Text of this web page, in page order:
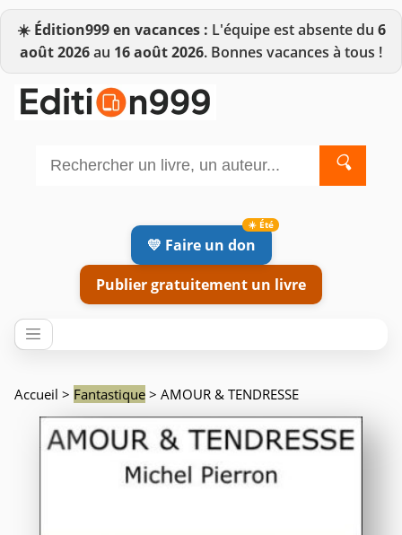
☀️ Édition999 en vacances : L'équipe est absente du 6
août 2026au 16 août 2026. Bonnes vacances à tous !
🔍
💛 Faire un don
Publier gratuitement un livre
Accueil > Fantastique > AMOUR & TENDRESSE